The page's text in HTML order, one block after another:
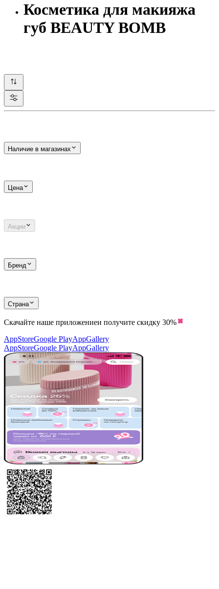
Косметика для макияжа
губ BEAUTY BOMB
Наличие в магазинах
Цена
Акции
Бренд
Страна
Скачайте наше приложениеи получите скидку 30%
AppStoreGoogle PlayAppGallery
AppStoreGoogle PlayAppGallery